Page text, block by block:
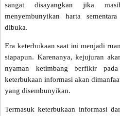
sangat disayangkan jika
menyembunyikan harta
dibuka.
Era keterbukaan saat ini menjadi
siapapun. Karenanya, kejujuran
nyaman ketimbang berfikir
keterbukaan informasi akan
yang disembunyikan.
Termasuk keterbukaan informasi